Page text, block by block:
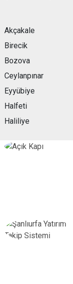
Akçakale
Birecik
Bozova
Ceylanpınar
Eyyübiye
Halfeti
Haliliye